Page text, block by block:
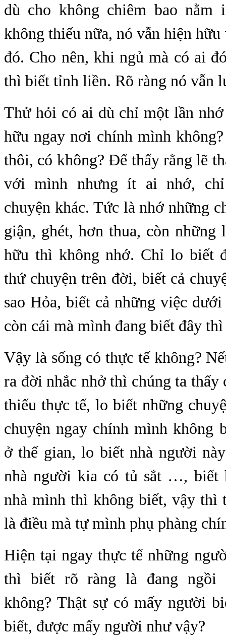
dù cho không chiêm bao nằm
không thiếu nữa, nó vẫn hiện
đó. Cho nên, khi ngủ mà có ai
thì biết tỉnh liền. Rõ ràng nó vẫn
Thử hỏi có ai dù chỉ một lần
hữu ngay nơi chính mình
thôi, có không? Để thấy rằng lẽ
với mình nhưng ít ai nhớ,
chuyện khác. Tức là nhớ những
giận, ghét, hơn thua, còn những
hữu thì không nhớ. Chỉ lo biết
thứ chuyện trên đời, biết cả
sao Hỏa, biết cả những việc
còn cái mà mình đang biết đây thì
Vậy là sống có thực tế không?
ra đời nhắc nhở thì chúng ta thấy
thiếu thực tế, lo biết những
chuyện ngay chính mình không
ở thế gian, lo biết nhà người
nhà người kia có tủ sắt …, biết
nhà mình thì không biết, vậy thì
là điều mà tự mình phụ phàng
Hiện tại ngay thực tế những
thì biết rõ ràng là đang ngồi
không? Thật sự có mấy người
biết, được mấy người như vậy?